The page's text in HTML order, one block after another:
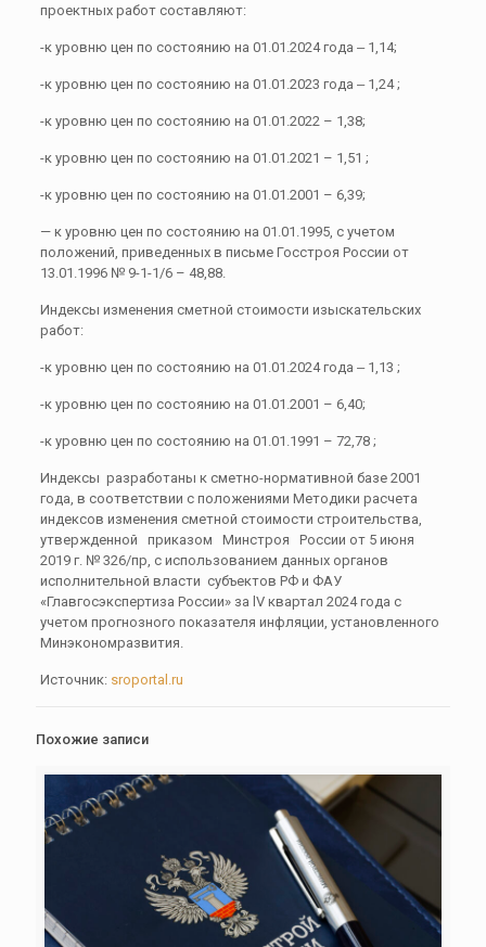
проектных работ составляют:
-к уровню цен по состоянию на 01.01.2024 года ‒ 1,14;
-к уровню цен по состоянию на 01.01.2023 года ‒ 1,24 ;
-к уровню цен по состоянию на 01.01.2022 – 1,38;
-к уровню цен по состоянию на 01.01.2021 – 1,51 ;
-к уровню цен по состоянию на 01.01.2001 – 6,39;
— к уровню цен по состоянию на 01.01.1995, с учетом
положений, приведенных в письме Госстроя России от
13.01.1996 № 9-1-1/6 – 48,88.
Индексы изменения сметной стоимости изыскательских
работ:
-к уровню цен по состоянию на 01.01.2024 года ‒ 1,13 ;
-к уровню цен по состоянию на 01.01.2001 – 6,40;
-к уровню цен по состоянию на 01.01.1991 – 72,78 ;
Индексы разработаны к сметно-нормативной базе 2001
года, в соответствии с положениями Методики расчета
индексов изменения сметной стоимости строительства,
утвержденной приказом Минстроя России от 5 июня
2019 г. № 326/пр, с использованием данных органов
исполнительной власти субъектов РФ и ФАУ
«Главгосэкспертиза России» за lV квартал 2024 года с
учетом прогнозного показателя инфляции, установленного
Минэкономразвития.
Источник: sroportal.ru
Похожие записи